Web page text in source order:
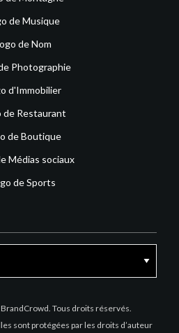
de Musique
de Nom
Photographie
d'Immobilier
de Restaurant
de Boutique
Médias sociaux
de Sports
Tous droits réservés.
sont protégées par les droits d’auteur